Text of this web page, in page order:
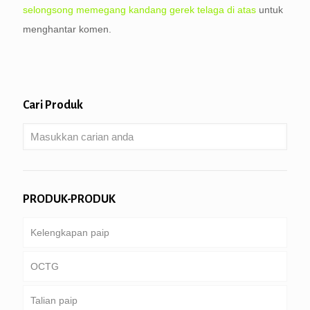
selongsong memegang kandang gerek telaga di atas untuk
menghantar komen.
Cari Produk
PRODUK-PRODUK
Kelengkapan paip
OCTG
Tiub & sarung
Talian paip